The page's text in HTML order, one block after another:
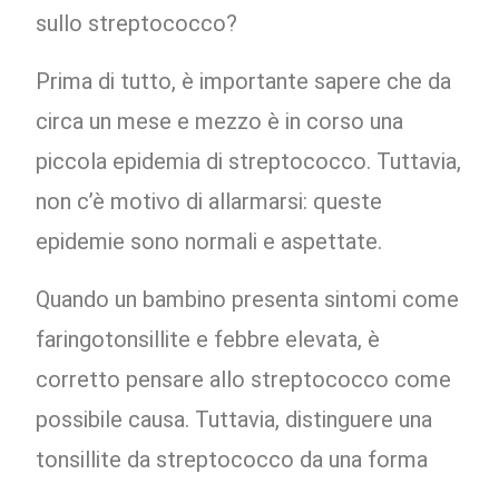
sullo streptococco?
Prima di tutto, è importante sapere che da
circa un mese e mezzo è in corso una
piccola epidemia di streptococco. Tuttavia,
non c’è motivo di allarmarsi: queste
epidemie sono normali e aspettate.
Quando un bambino presenta sintomi come
faringotonsillite e febbre elevata, è
corretto pensare allo streptococco come
possibile causa. Tuttavia, distinguere una
tonsillite da streptococco da una forma